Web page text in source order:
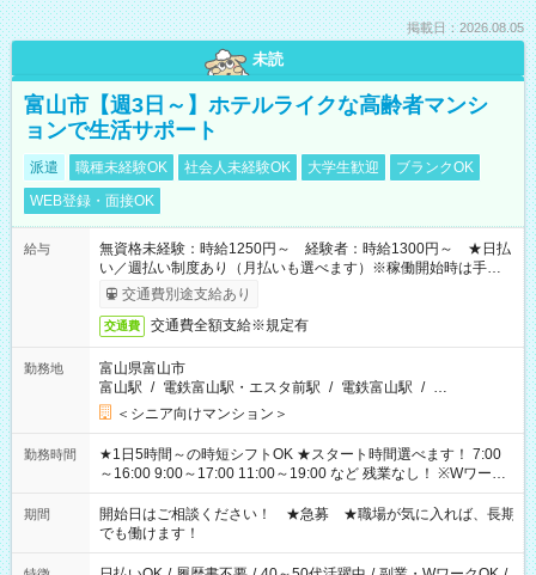
掲載日：2026.08.05
未読
富山市【週3日～】ホテルライクな高齢者マンシ
ョンで生活サポート
派遣 職種未経験OK 社会人未経験OK 大学生歓迎
ブランクOK
WEB登録・面接OK
給与
無資格未経験：時給1250円～ 経験者：時給1300円～ ★日払
い／週払い制度あり（月払いも選べます）※稼働開始時は手続き
完了次第のお支払いとなります。
交通費別途支給あり
交通費 交通費全額支給※規定有
勤務地
富山県富山市
富山駅 / 電鉄富山駅・エスタ前駅 / 電鉄富山駅 / …
＜シニア向けマンション＞
勤務時間
★1日5時間～の時短シフトOK ★スタート時間選べます！ 7:00
～16:00 9:00～17:00 11:00～19:00 など 残業なし！ ※Wワーク
の場合、他のお仕事と合わせ週40時間超の就業はご案内できま
せん ※法令に基づき、週20時間以上勤務は社会保険への加入対
象となります ※労働者派遣法（日雇い派遣の原則禁止）によ
り、短時間・短期間の就業はご案内が難しい場合があります
期間
開始日はご相談ください！ ★急募 ★職場が気に入れば、長期
でも働けます！